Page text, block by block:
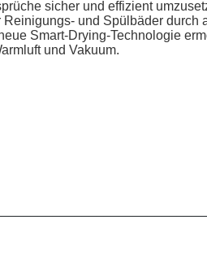
sicher und effizient
und Spülbäder durch
Smart-Drying-Technologie
und Vakuum.